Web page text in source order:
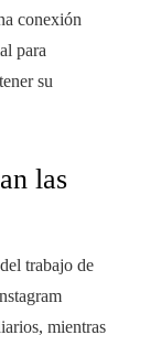
conexión
para
su
las
trabajo de
mientras